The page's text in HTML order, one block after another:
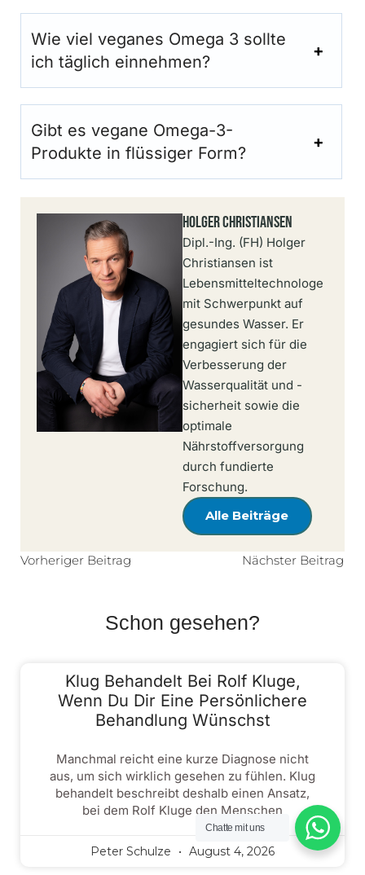
Wie viel veganes Omega 3 sollte
ich täglich einnehmen?
Gibt es vegane Omega-3-
Produkte in flüssiger Form?
Holger Christiansen
Dipl.-Ing. (FH) Holger
Christiansen ist
Lebensmitteltechnologe
mit Schwerpunkt auf
gesundes Wasser. Er
engagiert sich für die
Verbesserung der
Wasserqualität und -
sicherheit sowie die
optimale
Nährstoffversorgung
durch fundierte
Forschung.
Alle Beiträge
Vorheriger Beitrag Nächster Beitrag
Schon gesehen?
Klug Behandelt Bei Rolf Kluge,
Wenn Du Dir Eine Persönlichere
Behandlung Wünschst
Manchmal reicht eine kurze Diagnose nicht
aus, um sich wirklich gesehen zu fühlen. Klug
behandelt beschreibt deshalb einen Ansatz,
bei dem Rolf Kluge den Menschen
Peter Schulze August 4, 2026
Chatte mit uns